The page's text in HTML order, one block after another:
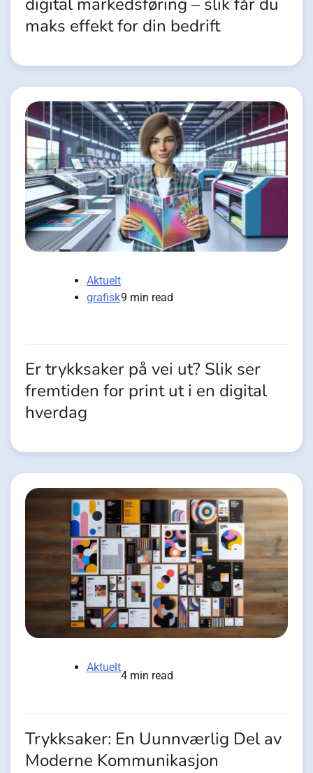
maks effekt for din bedrift
Aktuelt
grafisk9 min read
Er trykksaker på vei ut? Slik ser
fremtiden for print ut i en digital
hverdag
Aktuelt
4 min read
Trykksaker: En Uunnværlig Del av
Moderne Kommunikasjon